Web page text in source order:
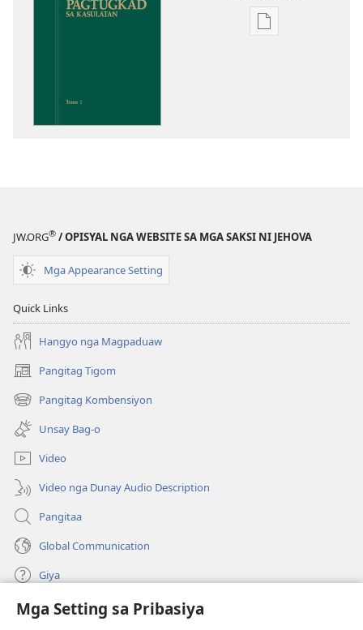
Mga Setting sa Pribasiya
Opsiyon
JW.ORG® / OPISYAL NGA WEBSITE SA MGA SAKSI NI JEHOVA
Mga Appearance Setting
Quick Links
Hangyo nga Magpaduaw
Pangitag Tigom
(mo-
open
ug
bag-
ong
window)
Pangitag Kombensiyon
(mo-
open
ug
bag-
ong
window)
Unsay Bag-o
Video
Video nga Dunay Audio Description
Pangitaa
Global Communication
Giya
Donasyon
(mo-